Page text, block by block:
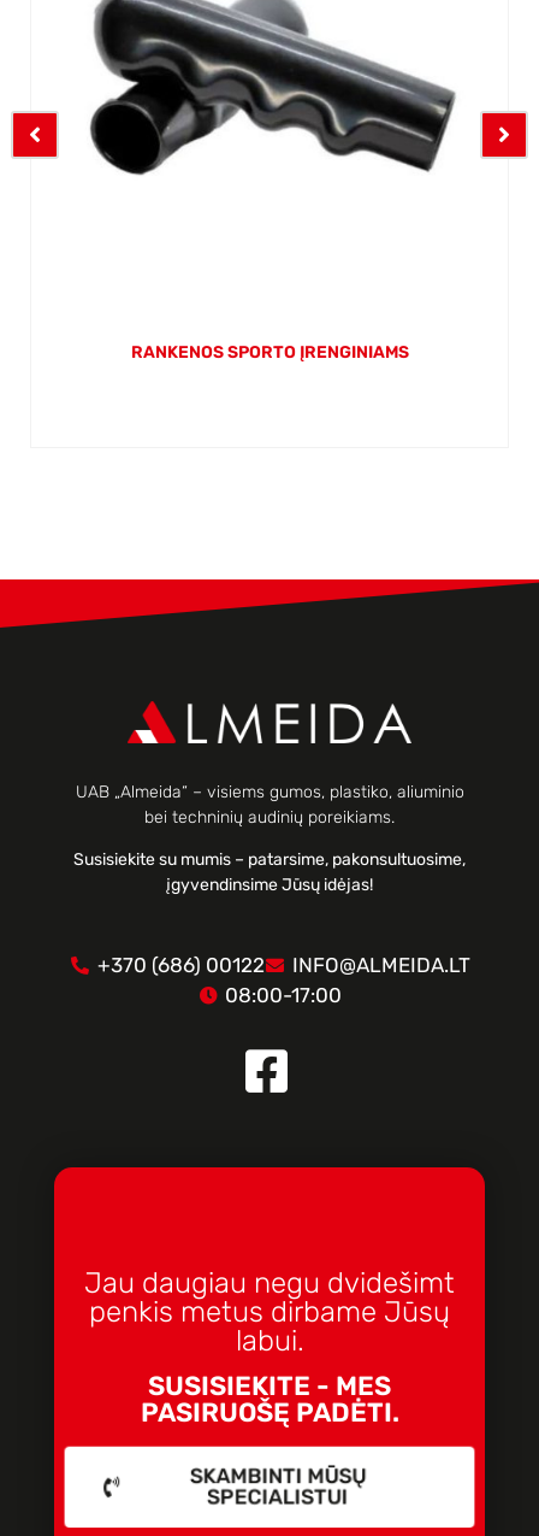
RANKENOS SPORTO ĮRENGINIAMS
UAB „Almeida“ – visiems gumos, plastiko, aliuminio
bei techninių audinių poreikiams.
Susisiekite su mumis – patarsime, pakonsultuosime,
įgyvendinsime Jūsų idėjas!
+370 (686) 00122
INFO@ALMEIDA.LT
08:00-17:00
Jau daugiau negu dvidešimt
penkis metus dirbame Jūsų
labui.
SUSISIEKITE - MES
PASIRUOŠĘ PADĖTI.
SKAMBINTI MŪSŲ
SPECIALISTUI